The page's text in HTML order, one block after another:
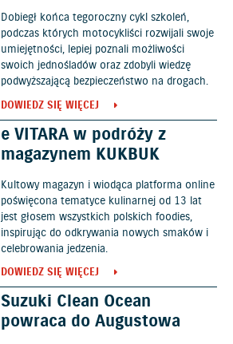
Dobiegł końca tegoroczny cykl szkoleń,
podczas których motocykliści rozwijali swoje
umiejętności, lepiej poznali możliwości
swoich jednośladów oraz zdobyli wiedzę
podwyższającą bezpieczeństwo na drogach.
DOWIEDZ SIĘ WIĘCEJ
e VITARA w podróży z
magazynem KUKBUK
Kultowy magazyn i wiodąca platforma online
poświęcona tematyce kulinarnej od 13 lat
jest głosem wszystkich polskich foodies,
inspirując do odkrywania nowych smaków i
celebrowania jedzenia.
DOWIEDZ SIĘ WIĘCEJ
Suzuki Clean Ocean
powraca do Augustowa